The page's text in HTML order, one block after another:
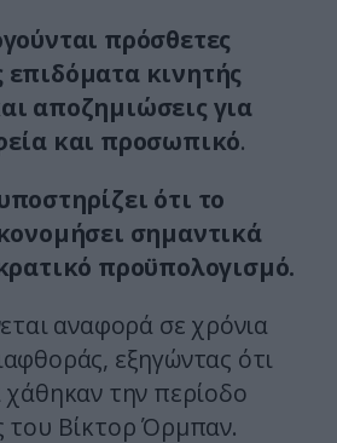
πρόσθετες
κινητής
αποζημιώσεις για
και προσωπικό.
ότι το
σημαντικά
προϋπολογισμό.
αναφορά σε χρόνια
εξηγώντας ότι
την περίοδο
του Βίκτορ Όρμπαν.